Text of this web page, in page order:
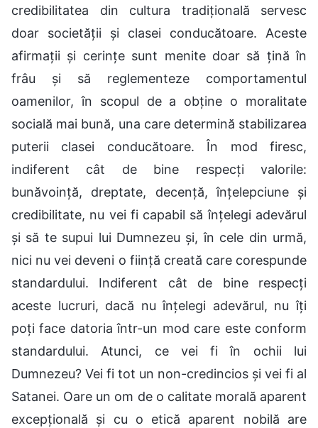
credibilitatea din cultura tradițională servesc
doar societății și clasei conducătoare. Aceste
afirmații și cerințe sunt menite doar să țină în
frâu și să reglementeze comportamentul
oamenilor, în scopul de a obține o moralitate
socială mai bună, una care determină stabilizarea
puterii clasei conducătoare. În mod firesc,
indiferent cât de bine respecți valorile:
bunăvoință, dreptate, decență, înțelepciune și
credibilitate, nu vei fi capabil să înțelegi adevărul
și să te supui lui Dumnezeu și, în cele din urmă,
nici nu vei deveni o ființă creată care corespunde
standardului. Indiferent cât de bine respecți
aceste lucruri, dacă nu înțelegi adevărul, nu îți
poți face datoria într-un mod care este conform
standardului. Atunci, ce vei fi în ochii lui
Dumnezeu? Vei fi tot un non-credincios și vei fi al
Satanei. Oare un om de o calitate morală aparent
excepțională și cu o etică aparent nobilă are